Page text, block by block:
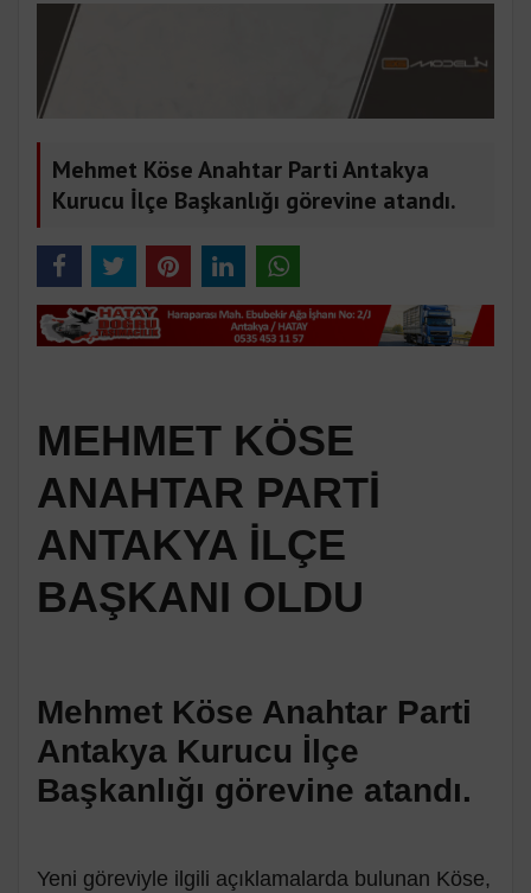
Mehmet Köse Anahtar Parti Antakya
Kurucu İlçe Başkanlığı görevine atandı.
MEHMET KÖSE
ANAHTAR PARTİ
ANTAKYA İLÇE
BAŞKANI OLDU
Mehmet Köse Anahtar Parti
Antakya Kurucu İlçe
Başkanlığı görevine atandı.
Yeni göreviyle ilgili açıklamalarda bulunan Köse,